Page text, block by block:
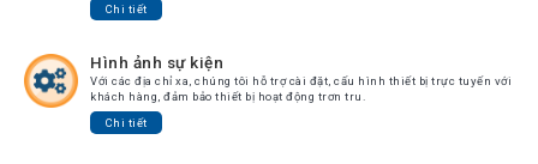
Bảo
Hành
Chi tiết
Hình ảnh sự kiện
Với các địa chỉ xa, chúng tôi hỗ trợ cài đặt, cấu hình thiết bị trực tuyến với
khách hàng, đảm bảo thiết bị hoạt động trơn tru.
Chi tiết